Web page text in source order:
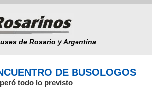
de Rosario y Argentina
DE BUSOLOGOS
todo lo previsto